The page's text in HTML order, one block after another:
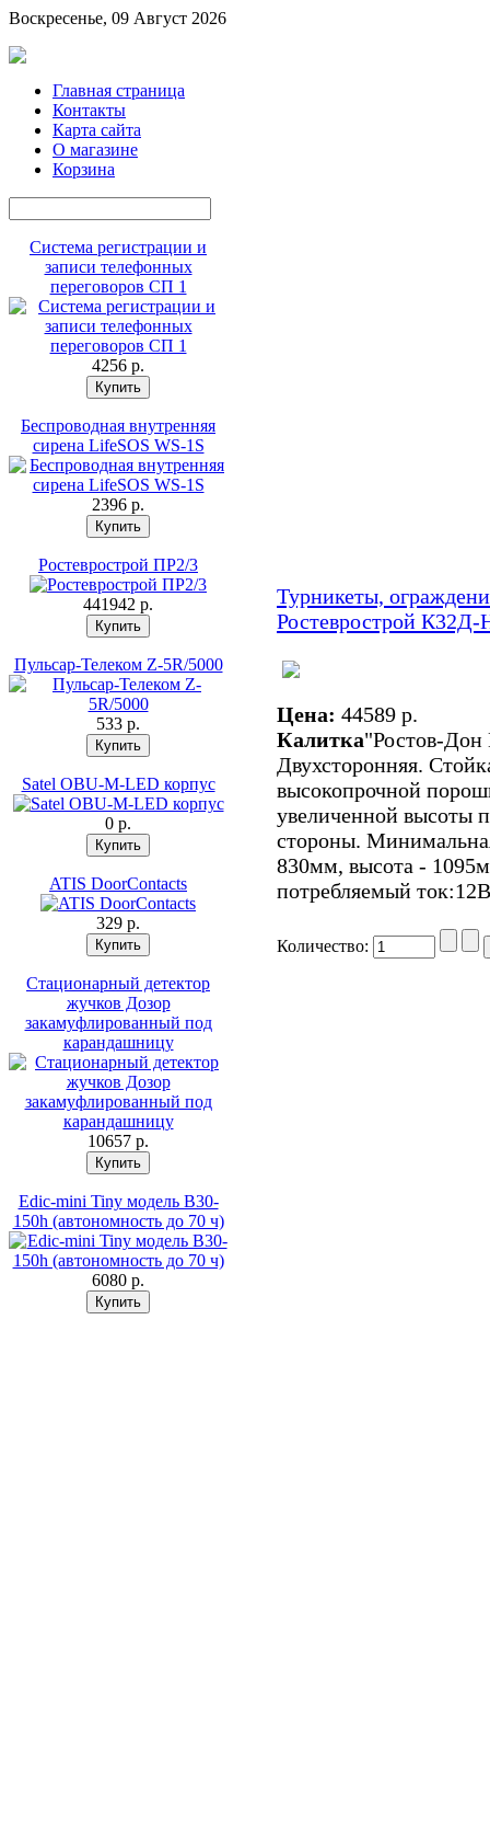
Воскресенье, 09 Август 2026
Главная страница
Контакты
Карта сайта
О магазине
Корзина
Система регистрации и
записи телефонных
переговоров СП 1
4256 p.
Беспроводная внутренняя
сирена LifeSOS WS-1S
2396 p.
Ростеврострой ПР2/3
441942 p.
Пульсар-Телеком Z-5R/5000
533 p.
Satel OBU-M-LED корпус
0 p.
ATIS DoorContacts
329 p.
Стационарный детектор
жучков Дозор
закамуфлированный под
карандашницу
10657 p.
Edic-mini Tiny модель B30-
150h (автономность до 70 ч)
6080 p.
Турникеты,
Ростеврострой К32Д-
Цена: 44589 p.
Калитка"Ростов-Дон
Двухсторонняя.
высокопрочной
увеличенной высоты
стороны.
830мм, высота -
потребляемый
Количество: